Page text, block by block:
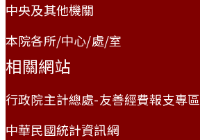
中央及其他機關
本院各所/中心/處/室
相關網站
行政院主計總處-友善經費報支專區
中華民國統計資訊網